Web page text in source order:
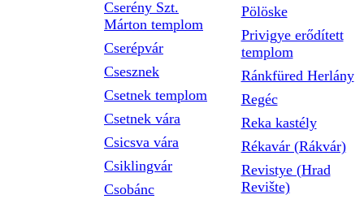
Cserény Szt.
Márton templom
Cserépvár
Csesznek
Csetnek templom
Csetnek vára
Csicsva vára
Csiklingvár
Csobánc
Pölöske
Privigye erődített
templom
Ránkfüred Herlány
Regéc
Reka kastély
Rékavár (Rákvár)
Revistye (Hrad
Revište)